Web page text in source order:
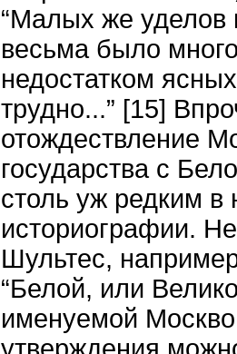
“Малых же уделов
весьма было
недостатком
трудно...” [15]
отождествление
государства с
столь уж редким в
историографии.
Шультес,
“Белой, или
именуемой